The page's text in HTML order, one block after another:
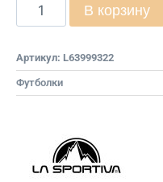
В корзину
Артикул: L63999322
Футболки